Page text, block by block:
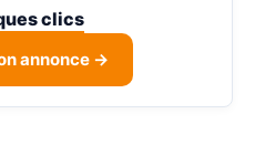
clics
annonce →